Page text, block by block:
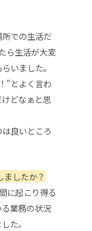
での生活だ
ら生活が大変
いました。
"とよく言わ
どなぁと思
良いところ
したか？
に起こり得る
業務の状況
た。